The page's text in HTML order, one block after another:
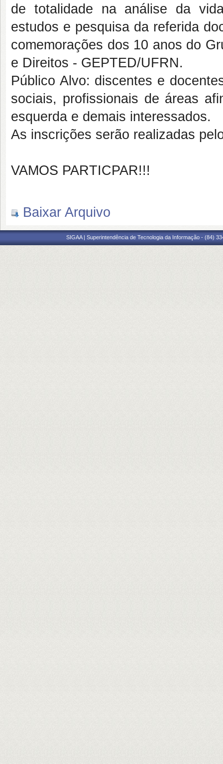
de totalidade na análise da
estudos e pesquisa da referida
comemorações dos 10 anos do
e Direitos - GEPTED/UFRN.
Público Alvo: discentes e
sociais, profissionais de áreas
esquerda e demais interessados.
As inscrições serão realizadas
VAMOS PARTICPAR!!!
Baixar Arquivo
SIGAA | Superintendência de Tecnologia da Informação - (84)